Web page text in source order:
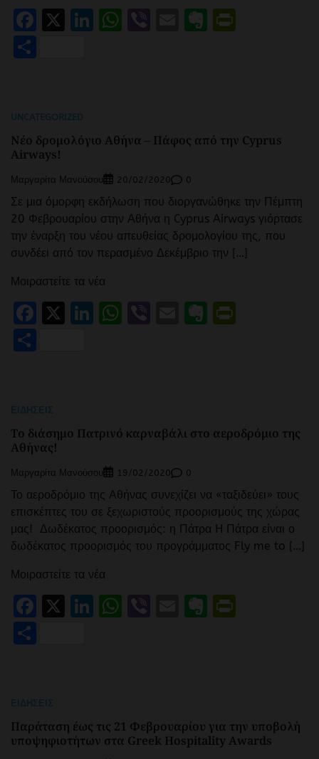
Facebook
X LinkedIn
WhatsApp
ViberEmailEvernote
UNCATEGORIZED
Νέο δρομολόγιο Αθήνα – Πάφος από την Cyprus
Airways!
Μαργαρίτα Μανούσου 20/02/2020 0
Σε μια όμορφη εκδήλωση που διοργανώθηκε την Πέμπτη
20 Φεβρουαρίου στην Αθήνα η Cyprus Airways γιόρτασε
την έναρξη του νέου απευθείας δρομολογίου της, που
συνδέει από τον περασμένο Δεκέμβριο την […]
Μοιραστείτε τα νέα
Facebook
X LinkedIn
WhatsApp
ViberEmailEvernote
ΕΙΔΉΣΕΙΣ
Το διάσημο Πατρινό καρναβάλι στο αεροδρόμιο της
Αθήνας!
Μαργαρίτα Μανούσου 19/02/2020 0
Το αεροδρόμιο της Αθήνας συνεχίζει να «ταξιδεύει» τους
επισκέπτες του σε ξεχωριστούς προορισμούς της χώρας
μας! Δωδέκατος προορισμός: η Πάτρα H Πάτρα είναι ο
δωδέκατος προορισμός του προγράμματος Fly me to […]
Μοιραστείτε τα νέα
Facebook
X LinkedIn
WhatsApp
ViberEmailEvernote
ΕΙΔΉΣΕΙΣ
Παράταση έως τις 21 Φεβρουαρίου για την υποβολή
υποψηφιοτήτων στα Greek Hospitality Awards